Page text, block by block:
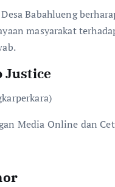
Babahlueng
masyarakat
Justice
Media Online dan